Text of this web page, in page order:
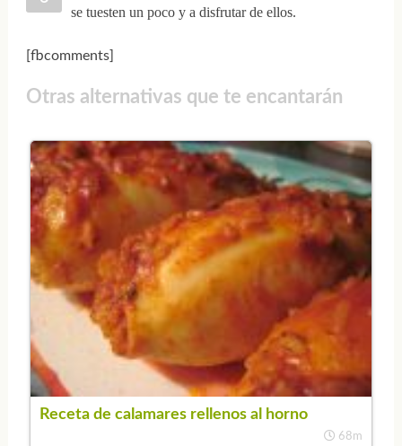
se tuesten un poco y a disfrutar de ellos.
[fbcomments]
Otras alternativas que te encantarán
Receta de calamares rellenos al horno
68m